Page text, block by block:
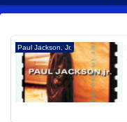
Paul Jackson, Jr.